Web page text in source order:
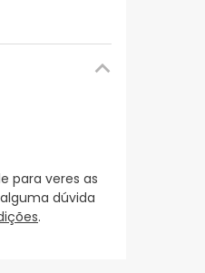
para veres as
dúvida
.